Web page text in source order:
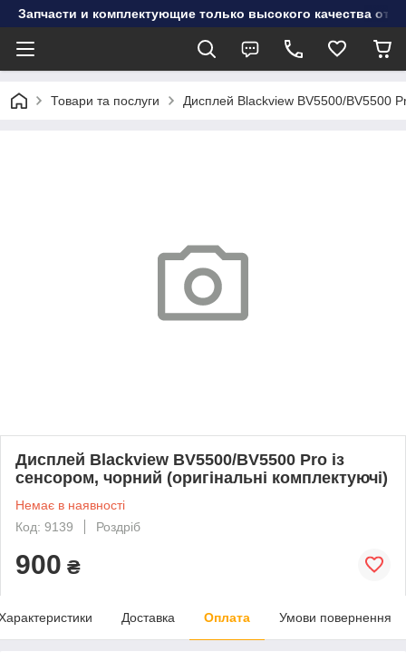
Запчасти и комплектующие только высокого качества от
Товари та послуги Дисплей Blackview BV5500/BV5500
Дисплей Blackview BV5500/BV5500 Pro із
сенсором, чорний (оригінальні комплектуючі)
Немає в наявності
Код: 9139
Роздріб
900 ₴
Доставка Оплата Умови повернення